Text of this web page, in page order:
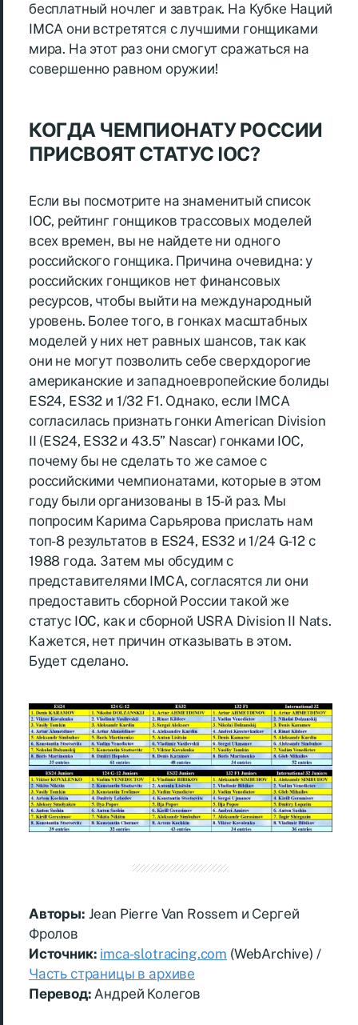
бесплатный ночлег и завтрак. На Кубке Наций
IMCA они встретятся с лучшими гонщиками
мира. На этот раз они смогут сражаться на
совершенно равном оружии!
КОГДА ЧЕМПИОНАТУ РОССИИ
ПРИСВОЯТ СТАТУС IOC?
Если вы посмотрите на знаменитый список
IOC, рейтинг гонщиков трассовых моделей
всех времен, вы не найдете ни одного
российского гонщика. Причина очевидна: у
российских гонщиков нет финансовых
ресурсов, чтобы выйти на международный
уровень. Более того, в гонках масштабных
моделей у них нет равных шансов, так как
они не могут позволить себе сверхдорогие
американские и западноевропейские болиды
ES24, ES32 и 1/32 F1. Однако, если IMCA
согласилась признать гонки American Division
II (ES24, ES32 и 43.5” Nascar) гонками IOC,
почему бы не сделать то же самое с
российскими чемпионатами, которые в этом
году были организованы в 15-й раз. Мы
попросим Карима Сарьярова прислать нам
топ-8 результатов в ES24, ES32 и 1/24 G-12 с
1988 года. Затем мы обсудим с
представителями IMCA, согласятся ли они
предоставить сборной России такой же
статус IOC, как и сборной USRA Division II Nats.
Кажется, нет причин отказывать в этом.
Будет сделано.
Авторы: Jean Pierre Van Rossem и Сергей
Фролов
Источник: imca-slotracing.com (WebArchive) /
Часть страницы в архиве
Перевод: Андрей Колегов